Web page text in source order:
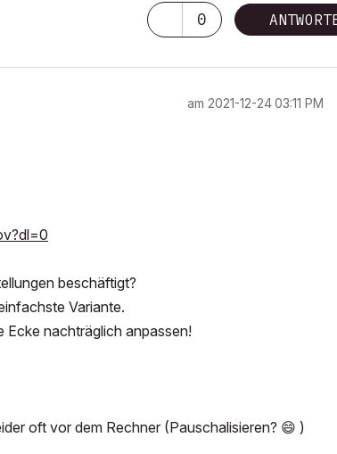
0
am ‎2021-12-2403:11 PM
beschäftigt?
Variante.
Ecke nachträglich anpassen!
oft vor dem Rechner (Pauschalisieren? 😄 )